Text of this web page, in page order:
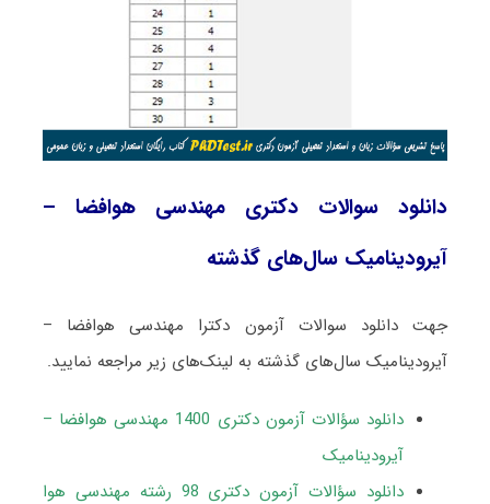
دانلود سوالات دکتری مهندسی هوافضا –
آیرودینامیک سال‌های گذشته
جهت دانلود سوالات آزمون دکترا مهندسی هوافضا –
آیرودینامیک سال‌های گذشته به لینک‌های زیر مراجعه نمایید.
دانلود سؤالات آزمون دکتری 1400 مهندسی هوافضا –
آیرودینامیک
دانلود سؤالات آزمون دکتری 98 رشته مهندسی هوا